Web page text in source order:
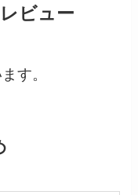
ビュー
す。